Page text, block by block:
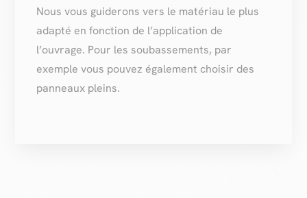
Nous vous guiderons vers le matériau le plus
adapté en fonction de l’application de
l’ouvrage. Pour les soubassements, par
exemple vous pouvez également choisir des
panneaux pleins.